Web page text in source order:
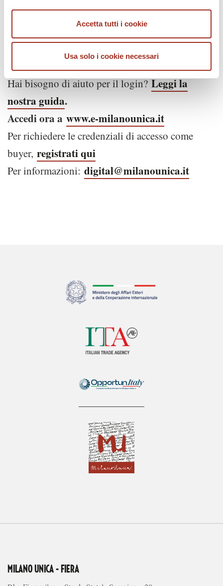
Accetta tutti i cookie
Usa solo i cookie necessari
ZIP GOFFREDO
Hai bisogno di aiuto per il login? Leggi la
nostra guida.
Accedi ora a www.e-milanounica.it
Per richiedere le credenziali di accesso come
buyer, registrati qui
Per informazioni: digital@milanounica.it
MILANO UNICA - FIERA